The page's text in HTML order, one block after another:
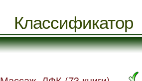
Классификатор